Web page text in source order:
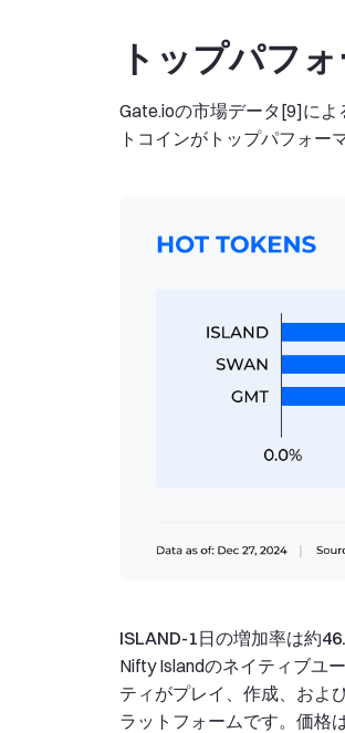
トップパフ
Gate.ioの市場データ[9]に
トコインがトップパフォー
ISLAND-1日の増加率は約
Nifty Islandのネイティブユ
ティがプレイ、作成、およ
ラットフォームです。価格